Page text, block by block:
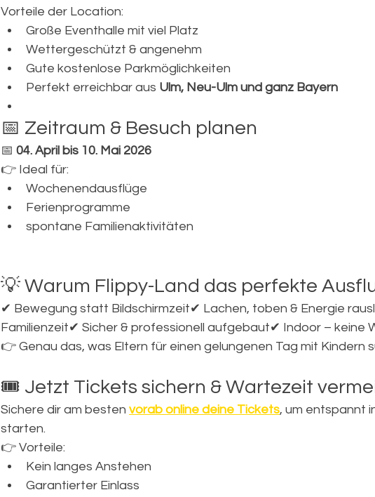
Vorteile der Location:
Große Eventhalle mit viel Platz
Wettergeschützt & angenehm
Gute kostenlose Parkmöglichkeiten
Perfekt erreichbar aus Ulm, Neu-Ulm und ganz Bayern
📅 Zeitraum & Besuch planen
📅 04. April bis 10. Mai 2026
👉 Ideal für:
Wochenendausflüge
Ferienprogramme
spontane Familienaktivitäten
💡 Warum Flippy-Land das perfekte
✔ Bewegung statt Bildschirmzeit✔ Lachen, toben & Energie
Familienzeit✔ Sicher & professionell aufgebaut✔ Indoor – keine
👉 Genau das, was Eltern für einen gelungenen Tag mit Kindern
🎟️ Jetzt Tickets sichern & Wartezeit
Sichere dir am besten vorab online deine Tickets, um entspannt
starten.
👉 Vorteile:
Kein langes Anstehen
Garantierter Einlass